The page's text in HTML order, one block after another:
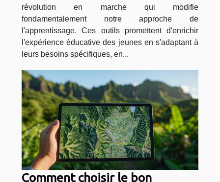
révolution en marche qui modifie
fondamentalement notre approche de
l'apprentissage. Ces outils promettent d'enrichir
l'expérience éducative des jeunes en s'adaptant à
leurs besoins spécifiques, en...
Comment choisir le bon